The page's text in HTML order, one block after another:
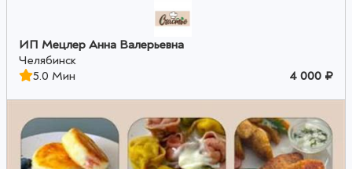
ИП Мецлер Анна Валерьевна
Челябинск
5.0 Мин
4 000 ₽